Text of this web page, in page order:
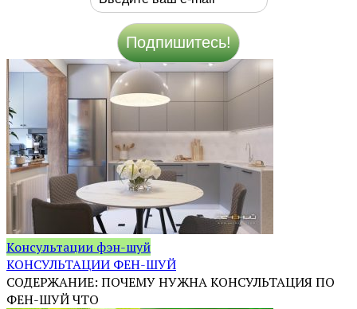
Консультации фэн-шуй
КОНСУЛЬТАЦИИ ФЕН-ШУЙ
СОДЕРЖАНИЕ: ПОЧЕМУ НУЖНА КОНСУЛЬТАЦИЯ ПО
ФЕН-ШУЙ ЧТО